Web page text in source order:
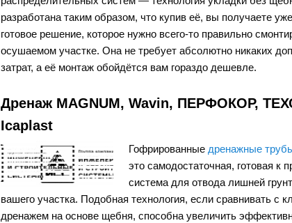
разработана таким образом, что купив её, вы получаете
готовое решение, которое нужно всего-то правильно
осушаемом участке. Она не требует абсолютно никаких
затрат, а её монтаж обойдётся вам гораздо дешевле.
Дренаж MAGNUM, Wavin, ПЕРФОКОР,
Icaplast
Гофрированные дренажные
это самодостаточная, готовая к
система для отвода лишней
вашего участка. Подобная технология, если сравнивать с
дренажем на основе щебня, способна увеличить